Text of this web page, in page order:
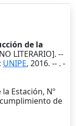
de la
LITERARIO]. --
: UNIPE, 2016. -- . -
Estación, Nº
de